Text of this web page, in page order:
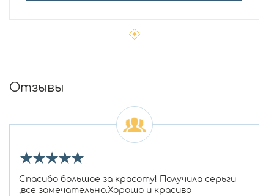
Отзывы
★★★★★
Спасибо большое за красоту! Получила серьги
,все замечательно.Хорошо и красиво